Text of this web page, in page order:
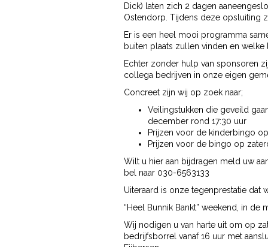
Dick) laten zich 2 dagen
Ostendorp. Tijdens deze opsluiting
Er is een heel mooi programma
buiten plaats zullen vinden en
Echter zonder hulp van sponsoren
collega bedrijven in onze eigen
Concreet zijn wij op zoek naar;
Veilingstukken die geveild
december rond 17:30 uur
Prijzen voor de kinderbingo
Prijzen voor de bingo op
Wilt u hier aan bijdragen meld uw
bel naar 030-6563133
Uiteraard is onze tegenprestatie
“Heel Bunnik Bankt” weekend, in de
Wij nodigen u van harte uit om op
bedrijfsborrel vanaf 16 uur met